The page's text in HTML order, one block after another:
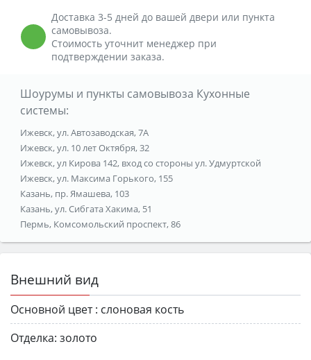
Доставка 3-5 дней до вашей двери или пункта
самовывоза.
Стоимость уточнит менеджер при
подтверждении заказа.
Шоурумы и пункты самовывоза Кухонные
системы:
Ижевск, ул. Автозаводская, 7А
Ижевск, ул. 10 лет Октября, 32
Ижевск, ул Кирова 142, вход со стороны ул. Удмуртской
Ижевск, ул. Максима Горького, 155
Казань, пр. Ямашева, 103
Казань, ул. Сибгата Хакима, 51
Пермь, Комсомольский проспект, 86
Внешний вид
Основной цвет : слоновая кость
Отделка: золото